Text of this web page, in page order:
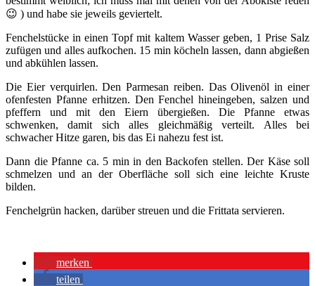
😉 ) und habe sie jeweils geviertelt.
Fenchelstücke in einen Topf mit kaltem Wasser geben, 1 Prise Salz
zufügen und alles aufkochen. 15 min köcheln lassen, dann abgießen
und abkühlen lassen.
Die Eier verquirlen. Den Parmesan reiben. Das Olivenöl in einer
ofenfesten Pfanne erhitzen. Den Fenchel hineingeben, salzen und
pfeffern und mit den Eiern übergießen. Die Pfanne etwas
schwenken, damit sich alles gleichmäßig verteilt. Alles bei
schwacher Hitze garen, bis das Ei nahezu fest ist.
Dann die Pfanne ca. 5 min in den Backofen stellen. Der Käse soll
schmelzen und an der Oberfläche soll sich eine leichte Kruste
bilden.
Fenchelgrün hacken, darüber streuen und die Frittata servieren.
merken
teilen